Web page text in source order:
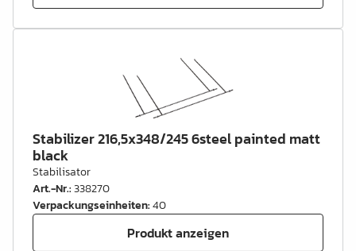
Stabilizer 216,5x348/245 6steel painted matt
black
Stabilisator
Art.-Nr.:338270
Verpackungseinheiten:40
Produkt anzeigen